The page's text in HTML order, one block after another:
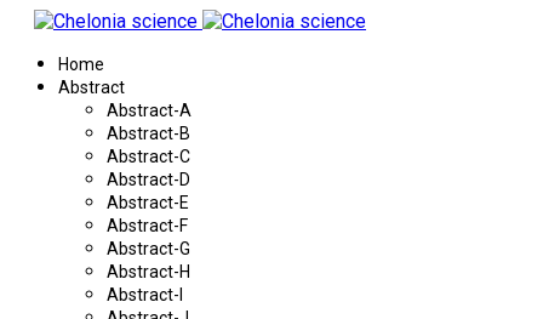
Home
Abstract
Abstract-A
Abstract-B
Abstract-C
Abstract-D
Abstract-E
Abstract-F
Abstract-G
Abstract-H
Abstract-I